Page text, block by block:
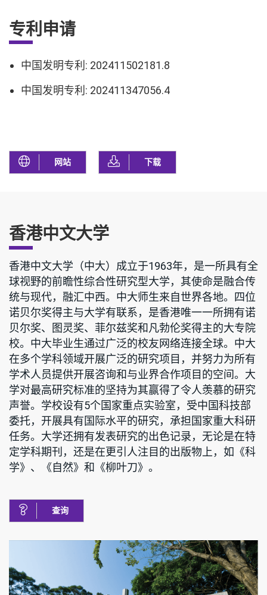
专利申请
中国发明专利: 202411502181.8
中国发明专利: 202411347056.4
网站 下载
香港中文大学
香港中文大学（中大）成立于1963年，是一所具有全
球视野的前瞻性综合性研究型大学，其使命是融合传
统与现代，融汇中西。中大师生来自世界各地。四位
诺贝尔奖得主与大学有联系，是香港唯一一所拥有诺
贝尔奖、图灵奖、菲尔兹奖和凡勃伦奖得主的大专院
校。中大毕业生通过广泛的校友网络连接全球。中大
在多个学科领域开展广泛的研究项目，并努力为所有
学术人员提供开展咨询和与业界合作项目的空间。大
学对最高研究标准的坚持为其赢得了令人羡慕的研究
声誉。学校设有5个国家重点实验室，受中国科技部
委托，开展具有国际水平的研究，承担国家重大科研
任务。大学还拥有发表研究的出色记录，无论是在特
定学科期刊，还是在更引人注目的出版物上，如《科
学》、《自然》和《柳叶刀》。
查询